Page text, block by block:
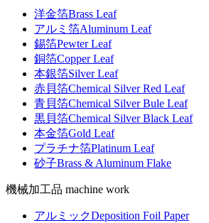
洋金箔Brass Leaf
アルミ箔Aluminum Leaf
錫箔Pewter Leaf
銅箔Copper Leaf
本銀箔Silver Leaf
赤貝箔Chemical Silver Red Leaf
青貝箔Chemical Silver Bule Leaf
黒貝箔Chemical Silver Black Leaf
本金箔Gold Leaf
プラチナ箔Platinum Leaf
砂子Brass & Aluminum Flake
機械加工品 machine work
アルミックDeposition Foil Paper